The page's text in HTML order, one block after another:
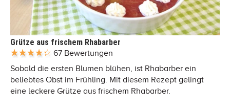
Grütze aus frischem Rhabarber
67 Bewertungen
Sobald die ersten Blumen blühen, ist Rhabarber ein
beliebtes Obst im Frühling. Mit diesem Rezept gelingt
eine leckere Grütze aus frischem Rhabarber.